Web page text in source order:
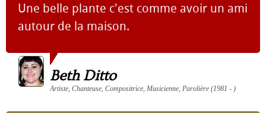
Une belle plante c'est comme avoir un ami
autour de la maison.
Beth Ditto
Artiste, Chanteuse, Compositrice, Musicienne, Parolière (1981 - )